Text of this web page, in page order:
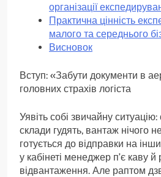
організації
Практична цінність
малого та середнього
Висновок
Вступ: «Забути документи в
головних страхів логіста
Уявіть собі звичайну
склади гудять, вантаж нічого
готується до відправки на
у кабінеті менеджер п’є каву
відвантаження. Але раптом